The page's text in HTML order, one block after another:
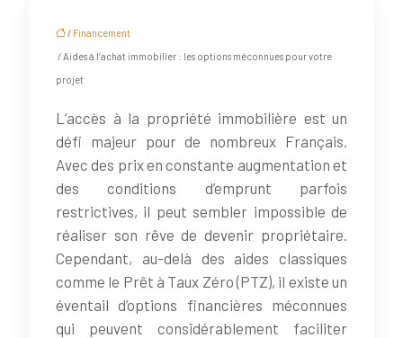
/ Financement
/ Aides à l’achat immobilier : les options méconnues pour votre
projet
L’accès à la propriété immobilière est un
défi majeur pour de nombreux Français.
Avec des prix en constante augmentation et
des conditions d’emprunt parfois
restrictives, il peut sembler impossible de
réaliser son rêve de devenir propriétaire.
Cependant, au-delà des aides classiques
comme le Prêt à Taux Zéro (PTZ), il existe un
éventail d’options financières méconnues
qui peuvent considérablement faciliter